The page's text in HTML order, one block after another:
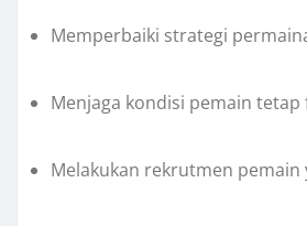
Memperbaiki strategi
Menjaga kondisi pemain tetap
Melakukan rekrutmen pemain